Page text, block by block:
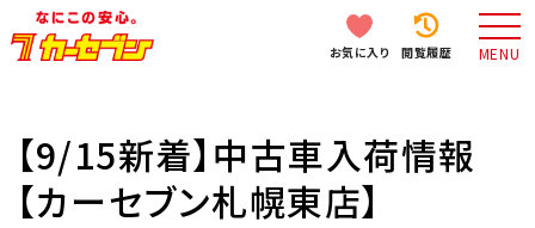
お気に入り 閲覧履歴 MENU
【9/15新着】中古車入荷情報
【カーセブン札幌東店】